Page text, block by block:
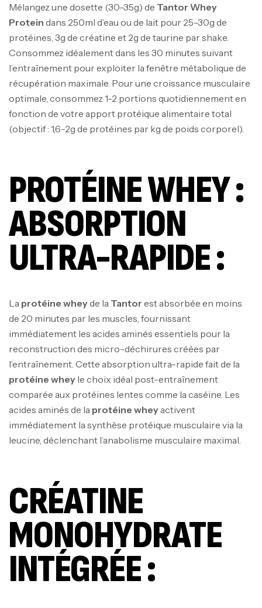
Mélangez une dosette (30-35g) de Tantor Whey
Protein dans 250ml d’eau ou de lait pour 25-30g de
protéines, 3g de créatine et 2g de taurine par shake.
Consommez idéalement dans les 30 minutes suivant
l’entraînement pour exploiter la fenêtre métabolique de
récupération maximale. Pour une croissance musculaire
optimale, consommez 1-2 portions quotidiennement en
fonction de votre apport protéique alimentaire total
(objectif : 1,6-2g de protéines par kg de poids corporel).
PROTÉINE WHEY :
ABSORPTION
ULTRA-RAPIDE :
La protéine wheyde la Tantor est absorbée en moins
de 20 minutes par les muscles, fournissant
immédiatement les acides aminés essentiels pour la
reconstruction des micro-déchirures créées par
l’entraînement. Cette absorption ultra-rapide fait de la
protéine whey le choix idéal post-entraînement
comparée aux protéines lentes comme la caséine. Les
acides aminés de la protéine wheyactivent
immédiatement la synthèse protéique musculaire via la
leucine, déclenchant l’anabolisme musculaire maximal.
CRÉATINE
MONOHYDRATE
INTÉGRÉE :